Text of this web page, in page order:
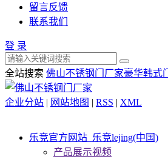
留言反馈
联系我们
登 录
全站搜索 佛山不锈钢门厂家豪华韩式门
企业分站 | 网站地图 | RSS | XML
乐竞官方网站_乐竞lejing(中国)
产品展示视频